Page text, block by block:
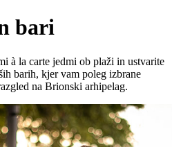
bari
à la carte jedmi ob plaži in ustvarite
barih, kjer vam poleg izbrane
na Brionski arhipelag.